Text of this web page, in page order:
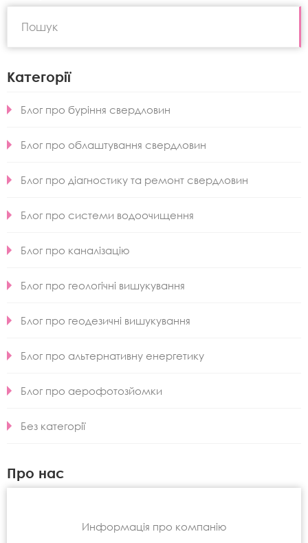
Категорії
Блог про буріння свердловин
Блог про облаштування свердловин
Блог про діагностику та ремонт свердловин
Блог про системи водоочищення
Блог про каналізацію
Блог про геологічні вишукування
Блог про геодезичні вишукування
Блог про альтернативну енергетику
Блог про аерофотозйомки
Без категорії
Про нас
Информація про компанію